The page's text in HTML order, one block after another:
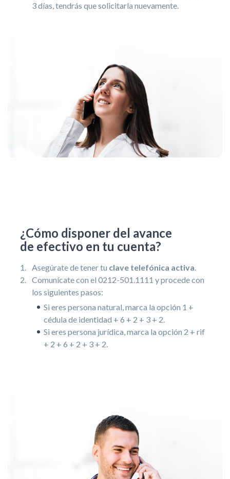
3 días, tendrás que solicitarla nuevamente.
¿Cómo disponer del avance
de efectivo en tu cuenta?
Asegúrate de tener tu clave telefónica activa.
Comunícate con el 0212-501.1111 y procede con
los siguientes pasos:
Si eres persona natural, marca la opción 1 +
cédula de identidad + 6 + 2 + 3 + 2.
Si eres persona jurídica, marca la opción 2 + rif
+ 2 + 6 + 2 + 3 + 2.